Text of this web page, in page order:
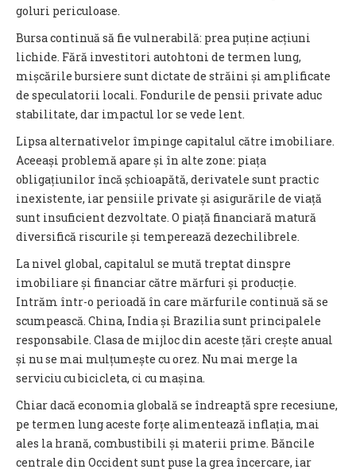
goluri periculoase.
Bursa continuă să fie vulnerabilă: prea puține acțiuni
lichide. Fără investitori autohtoni de termen lung,
mișcările bursiere sunt dictate de străini și amplificate
de speculatorii locali. Fondurile de pensii private aduc
stabilitate, dar impactul lor se vede lent.
Lipsa alternativelor împinge capitalul către imobiliare.
Aceeași problemă apare și în alte zone: piața
obligațiunilor încă șchioapătă, derivatele sunt practic
inexistente, iar pensiile private și asigurările de viață
sunt insuficient dezvoltate. O piață financiară matură
diversifică riscurile și temperează dezechilibrele.
La nivel global, capitalul se mută treptat dinspre
imobiliare și financiar către mărfuri și producție.
Intrăm într-o perioadă în care mărfurile continuă să se
scumpească. China, India și Brazilia sunt principalele
responsabile. Clasa de mijloc din aceste țări crește anual
și nu se mai mulțumește cu orez. Nu mai merge la
serviciu cu bicicleta, ci cu mașina.
Chiar dacă economia globală se îndreaptă spre recesiune,
pe termen lung aceste forțe alimentează inflația, mai
ales la hrană, combustibili și materii prime. Băncile
centrale din Occident sunt puse la grea încercare, iar